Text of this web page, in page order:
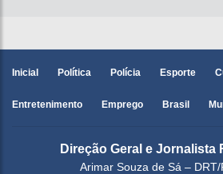
Inicial Política Polícia Esporte
Entretenimento Emprego Brasil
Direção Geral e Jornalista
Arimar Souza de Sá –